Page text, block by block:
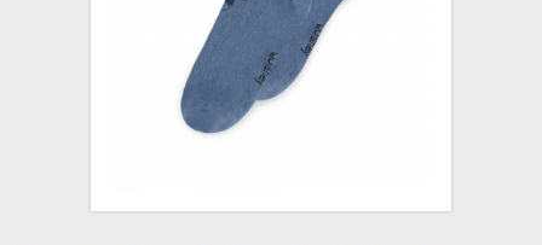
TCG & BOARDGAME HUB
VÝKUP HER (BAZAR)